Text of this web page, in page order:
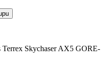
Terrex Skychaser AX5 GORE-